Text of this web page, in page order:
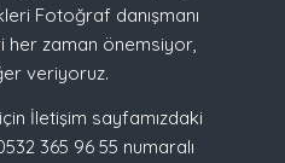
Fotoğraf danışmanı
her zaman önemsiyor,
veriyoruz.
İletişim sayfamızdaki
365 96 55 numaralı